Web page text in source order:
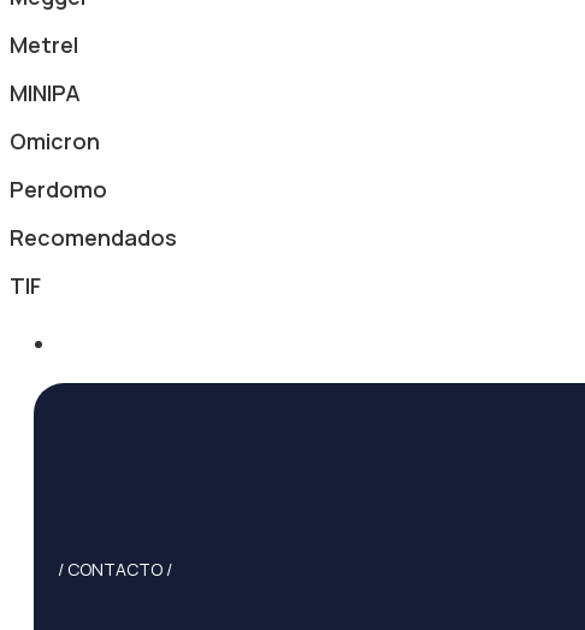
Metrel
MINIPA
Omicron
Perdomo
Recomendados
TIF
/ CONTACTO /